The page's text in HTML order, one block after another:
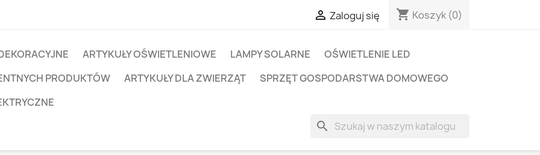
 Zaloguj się shopping_cart Koszyk (0)
ARTYKUŁY OŚWIETLENIOWE LAMPY SOLARNE
OŚWIETLENIE LED
PRODUKTÓW
ARTYKUŁY DLA ZWIERZĄT
SPRZĘT GOSPODARSTWA DOMOWEGO
search